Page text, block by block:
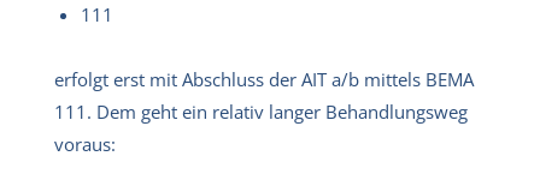
111
erfolgt erst mit Abschluss der AIT a/b mittels BEMA
111. Dem geht ein relativ langer Behandlungsweg
voraus: